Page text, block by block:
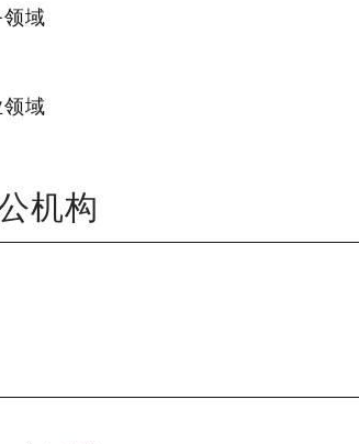
领域
域
机构